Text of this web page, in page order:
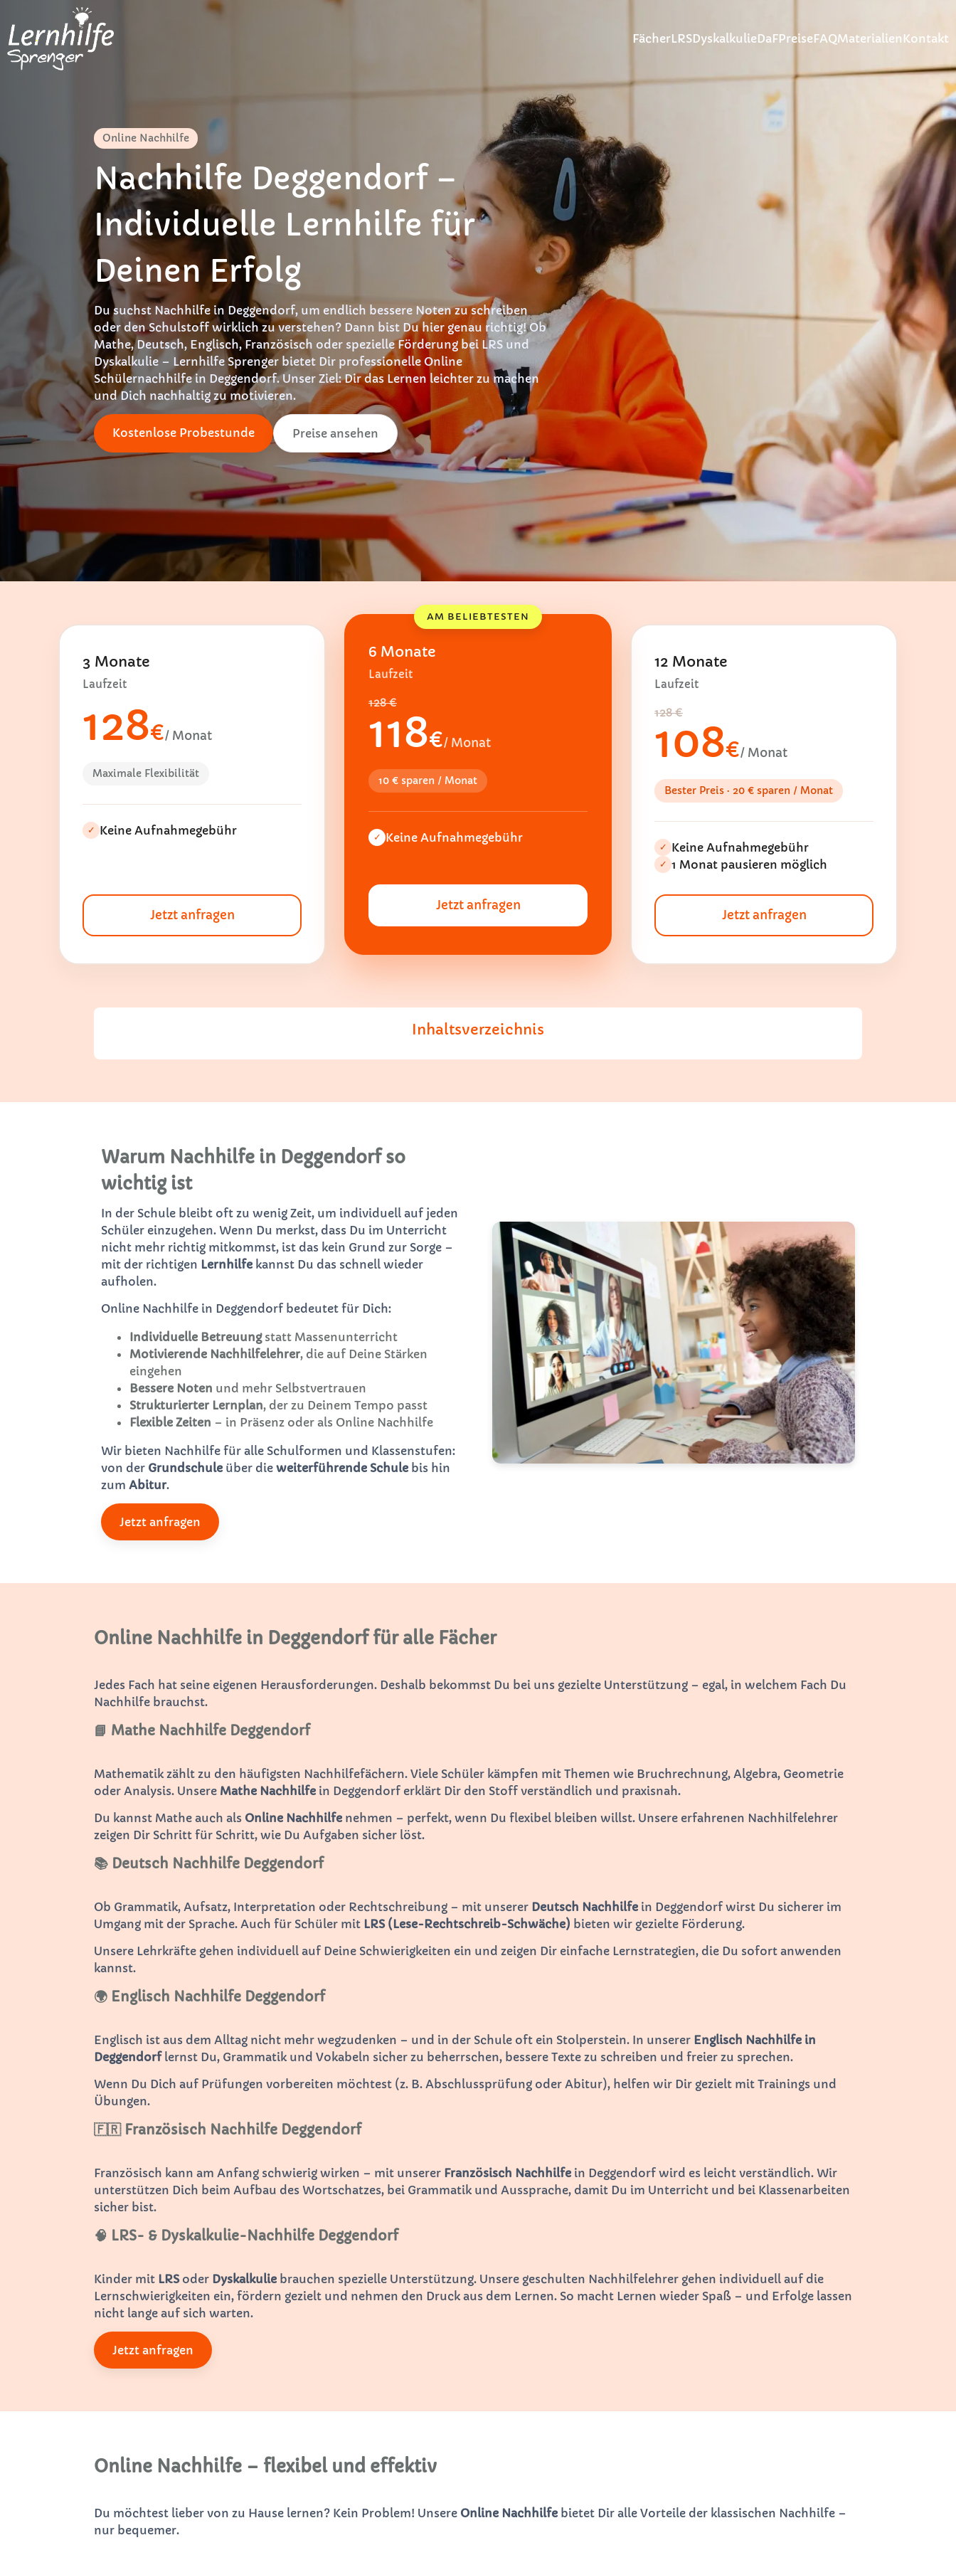
FächerLRSDyskalkulieDaFPreiseFAQMaterialien Kontakt
Online Nachhilfe
Nachhilfe Deggendorf –
Individuelle Lernhilfe für
Deinen Erfolg
Du suchst Nachhilfe in Deggendorf, um endlich bessere Noten zu schreiben
oder den Schulstoff wirklich zu verstehen? Dann bist Du hier genau richtig! Ob
Mathe, Deutsch, Englisch, Französisch oder spezielle Förderung bei LRS und
Dyskalkulie – Lernhilfe Sprenger bietet Dir professionelle Online
Schülernachhilfe in Deggendorf. Unser Ziel: Dir das Lernen leichter zu machen
und Dich nachhaltig zu motivieren.
Kostenlose Probestunde Preise ansehen
3 Monate
Laufzeit
128€/ Monat
Maximale Flexibilität
✓ Keine Aufnahmegebühr
Jetzt anfragen
AM BELIEBTESTEN
6 Monate
Laufzeit
128 €
118€/ Monat
10 € sparen / Monat
✓ Keine Aufnahmegebühr
Jetzt anfragen
12 Monate
Laufzeit
128 €
108€/ Monat
Bester Preis · 20 € sparen / Monat
✓ Keine Aufnahmegebühr
✓ 1 Monat pausieren möglich
Jetzt anfragen
Inhaltsverzeichnis
Warum Nachhilfe in Deggendorf so
wichtig ist
In der Schule bleibt oft zu wenig Zeit, um individuell auf jeden
Schüler einzugehen. Wenn Du merkst, dass Du im Unterricht
nicht mehr richtig mitkommst, ist das kein Grund zur Sorge –
mit der richtigen Lernhilfe kannst Du das schnell wieder
aufholen.
Online Nachhilfe in Deggendorf bedeutet für Dich:
Individuelle Betreuungstatt Massenunterricht
Motivierende Nachhilfelehrer, die auf Deine Stärken
eingehen
Bessere Noten und mehr Selbstvertrauen
Strukturierter Lernplan, der zu Deinem Tempo passt
Flexible Zeiten – in Präsenz oder als Online Nachhilfe
Wir bieten Nachhilfe für alle Schulformen und Klassenstufen:
von der Grundschule über die weiterführende Schule bis hin
zum Abitur.
Jetzt anfragen
Online Nachhilfe in Deggendorf für alle Fächer
Jedes Fach hat seine eigenen Herausforderungen. Deshalb bekommst Du bei uns gezielte Unterstützung – egal, in welchem Fach Du
Nachhilfe brauchst.
📘 Mathe Nachhilfe Deggendorf
Mathematik zählt zu den häufigsten Nachhilfefächern. Viele Schüler kämpfen mit Themen wie Bruchrechnung, Algebra, Geometrie
oder Analysis. Unsere Mathe Nachhilfe in Deggendorf erklärt Dir den Stoff verständlich und praxisnah.
Du kannst Mathe auch als Online Nachhilfe nehmen – perfekt, wenn Du flexibel bleiben willst. Unsere erfahrenen Nachhilfelehrer
zeigen Dir Schritt für Schritt, wie Du Aufgaben sicher löst.
📚 Deutsch Nachhilfe Deggendorf
Ob Grammatik, Aufsatz, Interpretation oder Rechtschreibung – mit unserer Deutsch Nachhilfe in Deggendorf wirst Du sicherer im
Umgang mit der Sprache. Auch für Schüler mit LRS (Lese-Rechtschreib-Schwäche) bieten wir gezielte Förderung.
Unsere Lehrkräfte gehen individuell auf Deine Schwierigkeiten ein und zeigen Dir einfache Lernstrategien, die Du sofort anwenden
kannst.
🌍 Englisch Nachhilfe Deggendorf
Englisch ist aus dem Alltag nicht mehr wegzudenken – und in der Schule oft ein Stolperstein. In unserer Englisch Nachhilfe in
Deggendorflernst Du, Grammatik und Vokabeln sicher zu beherrschen, bessere Texte zu schreiben und freier zu sprechen.
Wenn Du Dich auf Prüfungen vorbereiten möchtest (z. B. Abschlussprüfung oder Abitur), helfen wir Dir gezielt mit Trainings und
Übungen.
🇫🇷 Französisch Nachhilfe Deggendorf
Französisch kann am Anfang schwierig wirken – mit unserer Französisch Nachhilfe in Deggendorf wird es leicht verständlich. Wir
unterstützen Dich beim Aufbau des Wortschatzes, bei Grammatik und Aussprache, damit Du im Unterricht und bei Klassenarbeiten
sicher bist.
🧠 LRS- & Dyskalkulie-Nachhilfe Deggendorf
Kinder mit LRSoder Dyskalkulie brauchen spezielle Unterstützung. Unsere geschulten Nachhilfelehrer gehen individuell auf die
Lernschwierigkeiten ein, fördern gezielt und nehmen den Druck aus dem Lernen. So macht Lernen wieder Spaß – und Erfolge lassen
nicht lange auf sich warten.
Jetzt anfragen
Online Nachhilfe – flexibel und effektiv
Du möchtest lieber von zu Hause lernen? Kein Problem! Unsere Online Nachhilfe bietet Dir alle Vorteile der klassischen Nachhilfe –
nur bequemer.